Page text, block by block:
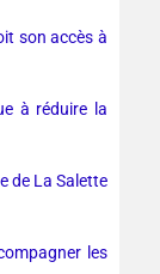
son accès à
à réduire la
de La Salette
les